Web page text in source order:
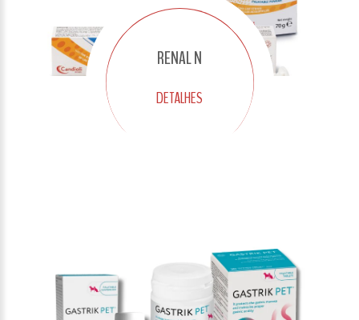
RENAL N
DETALHES